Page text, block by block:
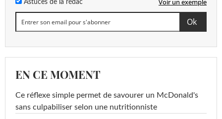
Astuces de la rédac Voir un exemple
EN CE MOMENT
Ce réflexe simple permet de savourer un McDonald's
sans culpabiliser selon une nutritionniste